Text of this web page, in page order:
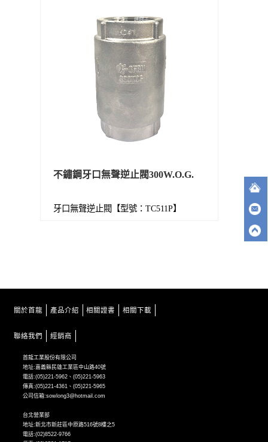
不鏽鋼牙口無聲逆止閥300W.O.G.
牙口無聲逆止閥【型號：TC511P】
關於首龍 產品介紹 相關證書 相關下載
聯絡我們 經銷商
首龍工業股份有限公司
地址:嘉義縣民雄工業區中山路40號
電話:(05)221-5962、(05)221-5963
傳真:(05)221-4361、(05)221-5965
公司信箱:sowlong3@hotmail.com
台北營業部
地址:新北市新莊區中原路516號8樓之5
電話:(02)8522-9766